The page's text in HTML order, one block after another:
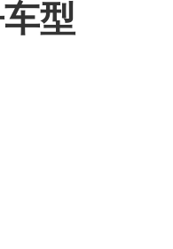
型